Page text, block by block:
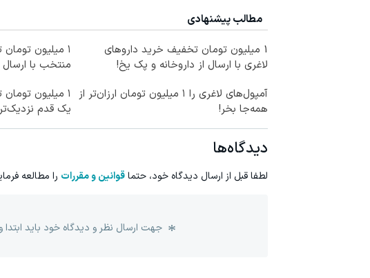
مطالب پیشنهادی
1 میلیون تومان تخفیف خرید داروهای
لاغری با ارسال از داروخانه و پک یخ!
۱ میلیون
منتخب با ارسال
آمپول‌های لاغری را ۱ میلیون تومان ارزان‌تر از
همه‌جا بخر!
۱ میلیون
یک قدم
دیدگاه‌ها
لطفا قبل از ارسال دیدگاه خود، حتماقوانین و مقررات را مطالعه
جهت ارسال نظر و دیدگاه خود باید